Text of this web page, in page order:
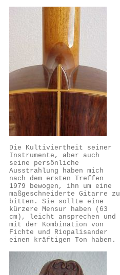
Die Kultiviertheit seiner
Instrumente, aber auch
seine persönliche
Ausstrahlung haben mich
nach dem ersten Treffen
1979 bewogen, ihn um eine
maßgeschneiderte Gitarre zu
bitten. Sie sollte eine
kürzere Mensur haben (63
cm), leicht ansprechen und
mit der Kombination von
Fichte und Riopalisander
einen kräftigen Ton haben.